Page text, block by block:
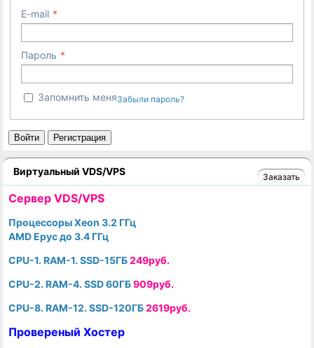
E-mail
Пароль
Запомнить меняЗабыли пароль?
Войти Регистрация
Виртуальный VDS/VPS Заказать
Cервер VDS/VPS
Процессоры Xeon 3.2 ГГц
AMD Epyc до 3.4 ГГц
CPU-1. RAM-1. SSD-15ГБ249руб.
CPU-2. RAM-4. SSD 60ГБ909руб.
CPU-8. RAM-12. SSD-120ГБ2619руб.
Провереный Хостер